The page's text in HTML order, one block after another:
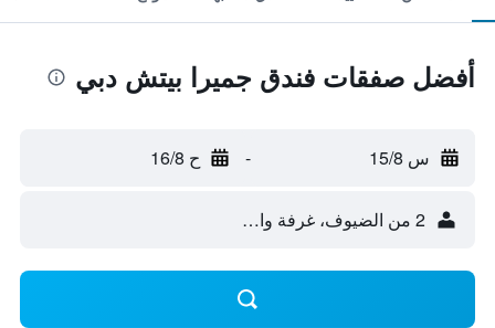
أفضل صفقات فندق جميرا بيتش دبي
س 15/8 - ح 16/8
2 من الضيوف، غرفة واحدة